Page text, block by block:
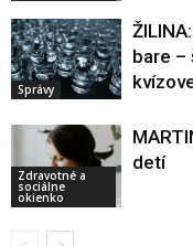
Správy
bare –
Zdravotné a
sociálne
okienko
detí